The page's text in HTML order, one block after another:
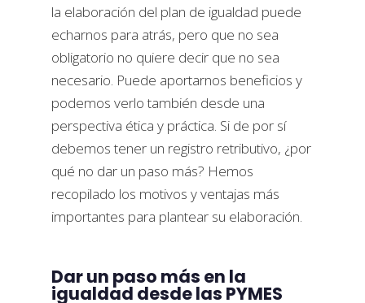
la elaboración del plan de igualdad puede
echarnos para atrás, pero que no sea
obligatorio no quiere decir que no sea
necesario. Puede aportarnos beneficios y
podemos verlo también desde una
perspectiva ética y práctica. Si de por sí
debemos tener un registro retributivo, ¿por
qué no dar un paso más? Hemos
recopilado los motivos y ventajas más
importantes para plantear su elaboración.
Dar un paso más en la
igualdad desde las PYMES